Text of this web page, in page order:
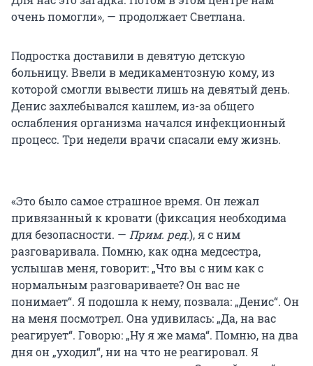
очень помогли», — продолжает Светлана.
Подростка доставили в девятую детскую
больницу. Ввели в медикаментозную кому, из
которой смогли вывести лишь на девятый день.
Денис захлебывался кашлем, из-за общего
ослабления организма начался инфекционный
процесс. Три недели врачи спасали ему жизнь.
«Это было самое страшное время. Он лежал
привязанный к кровати (фиксация необходима
для безопасности. — Прим. ред.), я с ним
разговаривала. Помню, как одна медсестра,
услышав меня, говорит: „Что вы с ним как с
нормальным разговариваете? Он вас не
понимает“. Я подошла к нему, позвала: „Денис“. Он
на меня посмотрел. Она удивилась: „Да, на вас
реагирует“. Говорю: „Ну я же мама“. Помню, на два
дня он „уходил“, ни на что не реагировал. Я